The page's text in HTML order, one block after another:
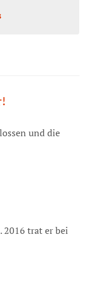
und die
2016 trat er bei